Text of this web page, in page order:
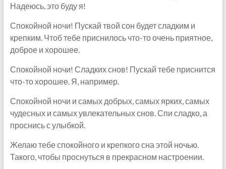
Надеюсь, это буду я!
Спокойной ночи! Пускай твой сон будет сладким и
крепким. Чтоб тебе приснилось что-то очень приятное,
доброе и хорошее.
Спокойной ночи! Сладких снов! Пускай тебе приснится
что-то хорошее. Я, например.
Спокойной ночи и самых добрых, самых ярких, самых
чудесных и самых увлекательных снов. Спи сладко, а
проснись с улыбкой.
Желаю тебе спокойного и крепкого сна этой ночью.
Такого, чтобы проснуться в прекрасном настроении.